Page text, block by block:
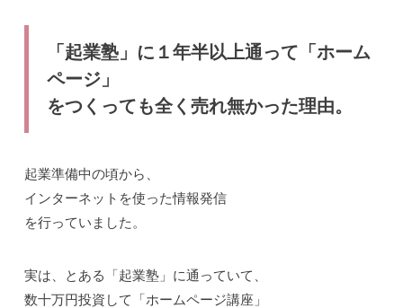
「起業塾」に１年半以上通って「ホーム
ページ」
をつくっても全く売れ無かった理由。
起業準備中の頃から、
インターネットを使った情報発信
を行っていました。
実は、とある「起業塾」に通っていて、
数十万円投資して「ホームページ講座」